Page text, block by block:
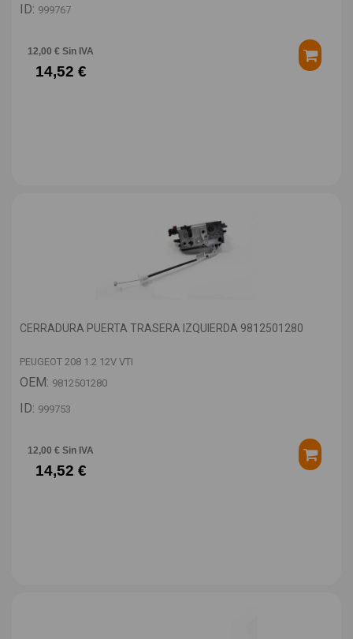
ID: 999767
12,00 € Sin IVA
14,52 €
CERRADURA PUERTA TRASERA IZQUIERDA 9812501280
PEUGEOT 208 1.2 12V VTI
OEM: 9812501280
ID: 999753
12,00 € Sin IVA
14,52 €